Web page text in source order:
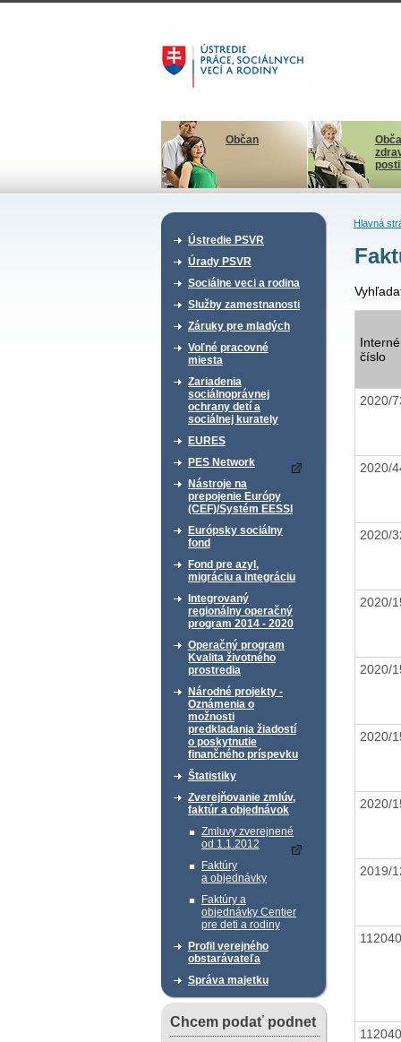
Občan
Ústredie PSVR
Úrady PSVR
Sociálne veci a rodina
Služby zamestnanosti
Záruky pre mladých
Voľné pracovné
miesta
Zariadenia
sociálnoprávnej
ochrany detí a
sociálnej kurately
EURES
PES Network
Nástroje na
prepojenie Európy
(CEF)/Systém EESSI
Európsky sociálny
fond
Fond pre azyl,
migráciu a integráciu
Integrovaný
regionálny operačný
program 2014 - 2020
Operačný program
Kvalita životného
prostredia
Národné projekty -
Oznámenia o
možnosti
predkladania žiadostí
o poskytnutie
finančného príspevku
Štatistiky
Zverejňovanie zmlúv,
faktúr a objednávok
Zmluvy zverejnené
od 1.1.2012
Faktúry
a objednávky
Faktúry a
objednávky Centier
pre deti a rodiny
Profil verejného
obstarávateľa
Správa majetku
Chcem podať podnet
Hlavná
Interné
číslo
2020/
2020/
2020/
2020/
2020/
2020/
2020/
2019/